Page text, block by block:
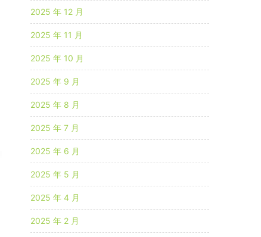
2025 年 12 月
2025 年 11 月
2025 年 10 月
2025 年 9 月
2025 年 8 月
2025 年 7 月
2025 年 6 月
2025 年 5 月
2025 年 4 月
2025 年 2 月